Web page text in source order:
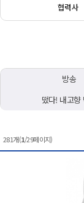
협력사
방송
떴다! 내고향
281개(1/29페이지)